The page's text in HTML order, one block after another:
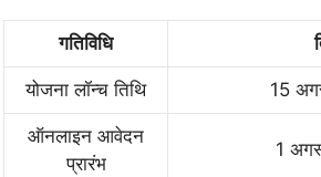
गतिविधि
योजना लॉन्च तिथि 15
ऑनलाइन आवेदन
प्रारंभ
1